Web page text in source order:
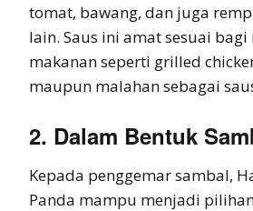
tomat, bawang, dan juga
lain. Saus ini amat sesuai bagi
makanan seperti grilled
maupun malahan sebagai
2. Dalam Bentuk
Kepada penggemar sambal,
Panda mampu menjadi